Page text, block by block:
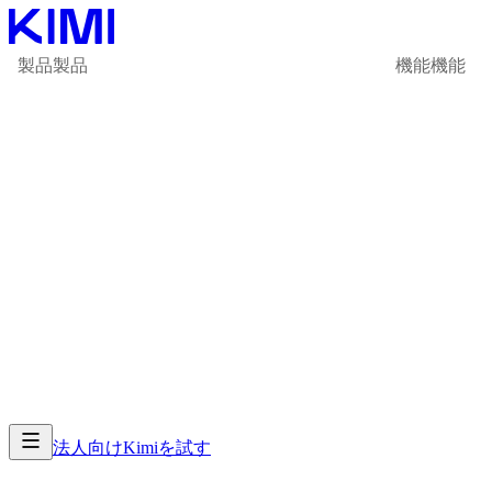
製品製品 機能機能
法人向けKimiを試す